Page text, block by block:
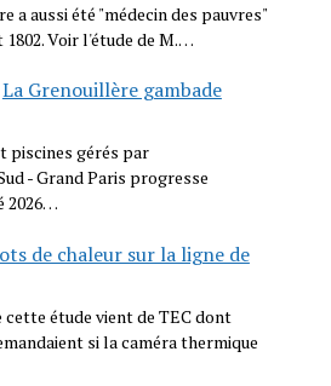
a aussi été "médecin des pauvres"
1802. Voir l'étude de M.…
La Grenouillère gambade
piscines gérés par
- Grand Paris progresse
2026…
de chaleur sur la ligne de
cette étude vient de TEC dont
si la caméra thermique